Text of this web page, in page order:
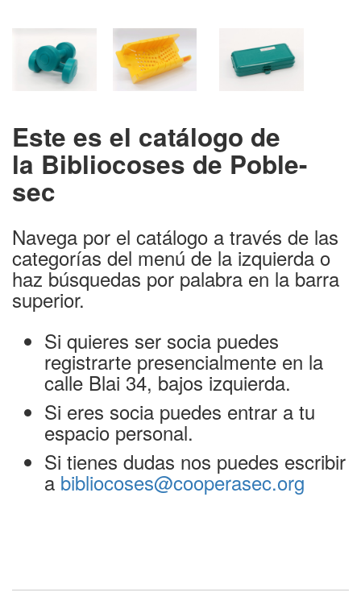
Este es el catálogo de
la Bibliocoses de Poble-
sec
Navega por el catálogo a través de las
categorías del menú de la izquierda o
haz búsquedas por palabra en la barra
superior.
Si quieres ser socia puedes
registrarte presencialmente en la
calle Blai 34, bajos izquierda.
Si eres socia puedes entrar a tu
espacio personal.
Si tienes dudas nos puedes escribir
a bibliocoses@cooperasec.org